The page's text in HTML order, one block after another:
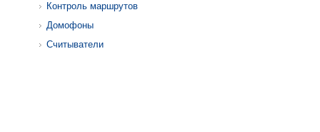
Контроль маршрутов
Домофоны
Считыватели